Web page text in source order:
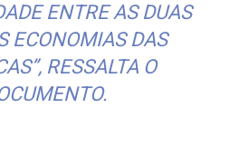
ENTRE AS DUAS
ECONOMIAS DAS
RESSALTA O